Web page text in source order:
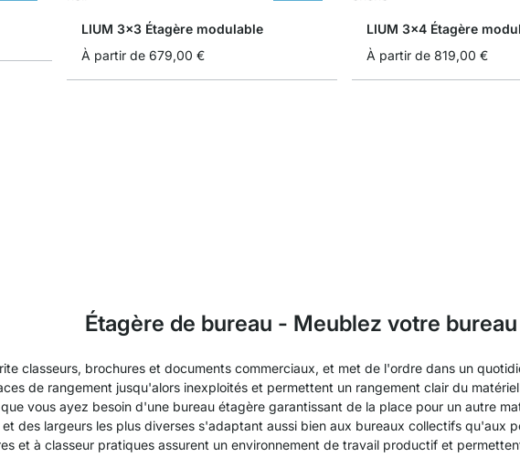
LIUM 3x3 Étagère modulable
À partir de 679,00 €
LIUM 3x4 Étagère
À partir de 819,00 €
Étagère de bureau - Meublez votre
classeurs, brochures et documents commerciaux, et met de l'ordre dans un
de rangement jusqu'alors inexploités et permettent un rangement clair du
vous ayez besoin d'une bureau étagère garantissant de la place pour un autre
des largeurs les plus diverses s'adaptant aussi bien aux bureaux collectifs qu'aux
et à classeur pratiques assurent un environnement de travail productif et